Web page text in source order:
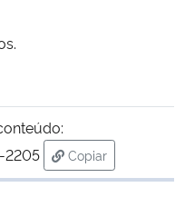
Copiar
para área de